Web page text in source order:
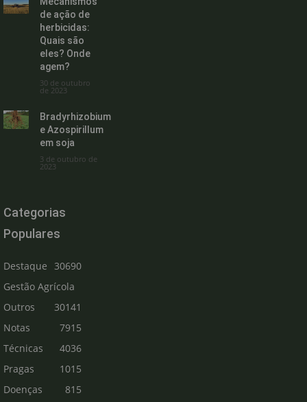
de ação de
herbicidas:
Quais são
eles? Onde
agem?
30 de outubro
de 2023
Bradyrhizobium
e Azospirillum
em soja
3 de outubro de
2023
Categorias
Populares
Destaque
30690
Gestão Agrícola
30141
Outros
7915
Notas
Técnicas
4036
Pragas
1015
Doenças
815